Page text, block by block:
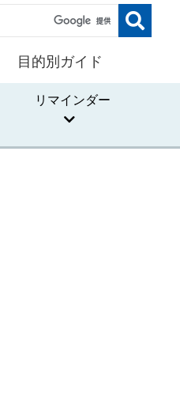
目的別ガイド
リマインダー